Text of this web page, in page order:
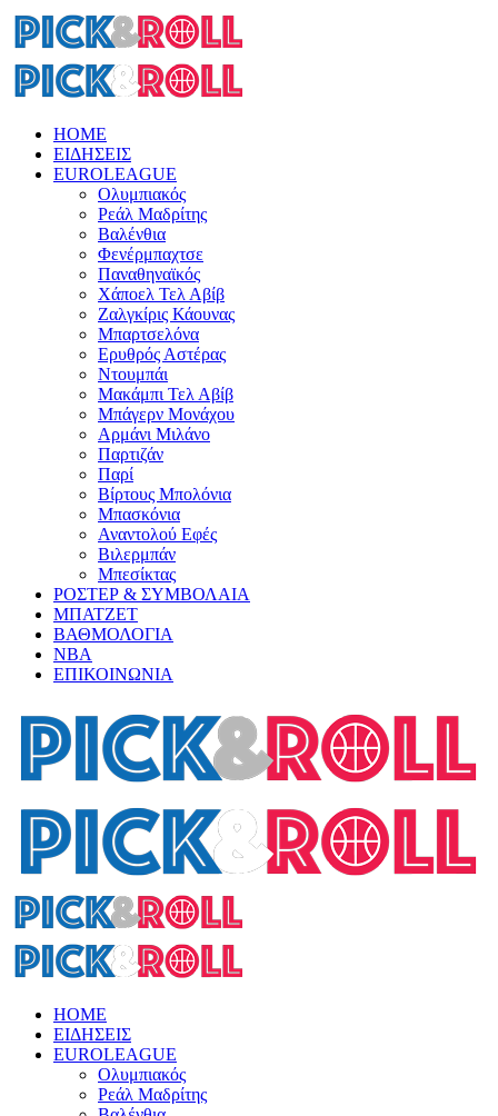
HOME
ΕΙΔΗΣΕΙΣ
EUROLEAGUE
Ολυμπιακός
Ρεάλ Μαδρίτης
Βαλένθια
Φενέρμπαχτσε
Παναθηναϊκός
Χάποελ Τελ Αβίβ
Ζαλγκίρις Κάουνας
Μπαρτσελόνα
Ερυθρός Αστέρας
Ντουμπάι
Μακάμπι Τελ Αβίβ
Μπάγερν Μονάχου
Αρμάνι Μιλάνο
Παρτιζάν
Παρί
Βίρτους Μπολόνια
Μπασκόνια
Αναντολού Εφές
Βιλερμπάν
Μπεσίκτας
ΡΟΣΤΕΡ & ΣΥΜΒΟΛΑΙΑ
ΜΠΑΤΖΕΤ
ΒΑΘΜΟΛΟΓΙΑ
ΝΒΑ
ΕΠΙΚΟΙΝΩΝΙΑ
HOME
ΕΙΔΗΣΕΙΣ
EUROLEAGUE
Ολυμπιακός
Ρεάλ Μαδρίτης